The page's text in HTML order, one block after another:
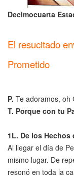
Decimocuarta
El resucitado
Prometido
P. Te adoramos, oh
T. Porque con tu
1L. De los
Al llegar el día de
mismo lugar. De
resonó en toda la